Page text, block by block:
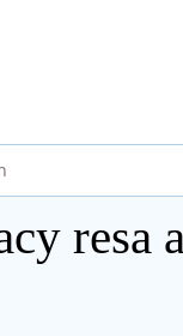
resa